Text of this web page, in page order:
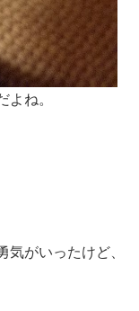
よね。
がいったけど、